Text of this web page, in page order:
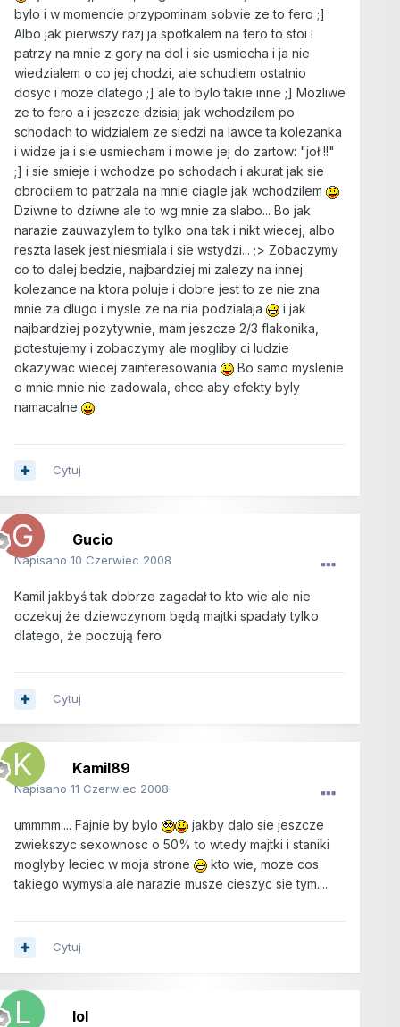
bylo i w momencie przypominam sobvie ze to fero ;]
Albo jak pierwszy razj ja spotkalem na fero to stoi i
patrzy na mnie z gory na dol i sie usmiecha i ja nie
wiedzialem o co jej chodzi, ale schudlem ostatnio
dosyc i moze dlatego ;] ale to bylo takie inne ;] Mozliwe
ze to fero a i jeszcze dzisiaj jak wchodzilem po
schodach to widzialem ze siedzi na lawce ta kolezanka
i widze ja i sie usmiecham i mowie jej do zartow: "joł !!"
;] i sie smieje i wchodze po schodach i akurat jak sie
obrocilem to patrzala na mnie ciagle jak wchodzilem
Dziwne to dziwne ale to wg mnie za slabo... Bo jak
narazie zauwazylem to tylko ona tak i nikt wiecej, albo
reszta lasek jest niesmiala i sie wstydzi... ;> Zobaczymy
co to dalej bedzie, najbardziej mi zalezy na innej
kolezance na ktora poluje i dobre jest to ze nie zna
mnie za dlugo i mysle ze na nia podzialaja
i jak
najbardziej pozytywnie, mam jeszcze 2/3 flakonika,
potestujemy i zobaczymy ale mogliby ci ludzie
okazywac wiecej zainteresowania
Bo samo myslenie
o mnie mnie nie zadowala, chce aby efekty byly
namacalne
Cytuj
Gucio
Napisano 10 Czerwiec 2008
Kamil jakbyś tak dobrze zagadał to kto wie ale nie
oczekuj że dziewczynom będą majtki spadały tylko
dlatego, że poczują fero
Cytuj
Kamil89
Napisano 11 Czerwiec 2008
ummmm.... Fajnie by bylo
jakby dalo sie jeszcze
zwiekszyc sexownosc o 50% to wtedy majtki i staniki
moglyby leciec w moja strone
kto wie, moze cos
takiego wymysla ale narazie musze cieszyc sie tym....
Cytuj
lol